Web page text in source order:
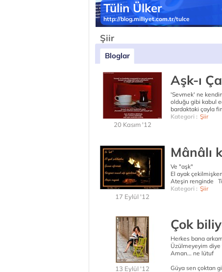
Tülin Ülker
http://blog.milliyet.com.tr/tulce
Şiir
Bloglar
20 Kasım '12
Aşk-ı
'Sevmek' ne
olduğu gibi kabul
bardaktaki çayla
Kategori : Şiir
17 Eylül '12
Mânâlı
Ve "aşk"
El ayak
Ateşin renginde
Kategori : Şiir
13 Eylül '12
Çok
Herkes bana
Üzülmeyeyim
Aman... ne lütuf
Güya sen çoktan